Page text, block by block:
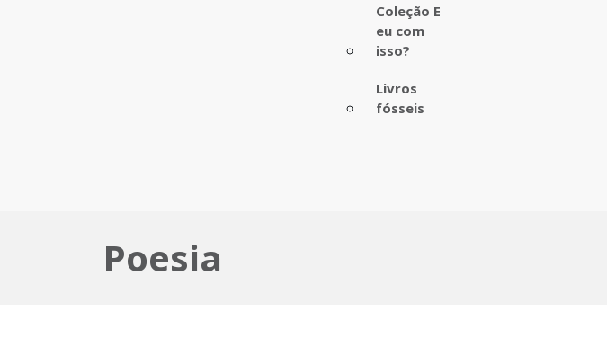
Coleção E
eu com
isso?
Livros
fósseis
Poesia